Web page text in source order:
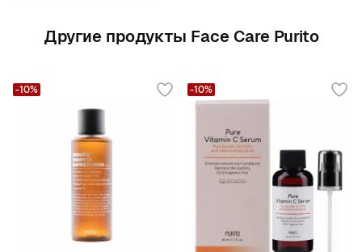
Другие продукты Face Care Purito
-10% -10%